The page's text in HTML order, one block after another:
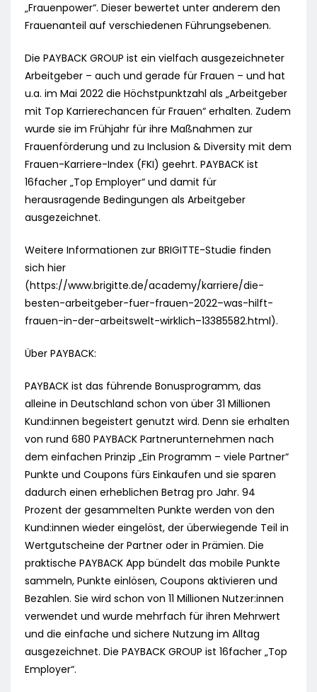
„Frauenpower“. Dieser bewertet unter anderem den
Frauenanteil auf verschiedenen Führungsebenen.
Die PAYBACK GROUP ist ein vielfach ausgezeichneter
Arbeitgeber – auch und gerade für Frauen – und hat
u.a. im Mai 2022 die Höchstpunktzahl als „Arbeitgeber
mit Top Karrierechancen für Frauen“ erhalten. Zudem
wurde sie im Frühjahr für ihre Maßnahmen zur
Frauenförderung und zu Inclusion & Diversity mit dem
Frauen-Karriere-Index (FKI) geehrt. PAYBACK ist
16facher „Top Employer“ und damit für
herausragende Bedingungen als Arbeitgeber
ausgezeichnet.
Weitere Informationen zur BRIGITTE-Studie finden
sich hier
(https://www.brigitte.de/academy/karriere/die-
besten-arbeitgeber-fuer-frauen-2022–was-hilft-
frauen-in-der-arbeitswelt-wirklich–13385582.html).
Über PAYBACK:
PAYBACK ist das führende Bonusprogramm, das
alleine in Deutschland schon von über 31 Millionen
Kund:innen begeistert genutzt wird. Denn sie erhalten
von rund 680 PAYBACK Partnerunternehmen nach
dem einfachen Prinzip „Ein Programm – viele Partner“
Punkte und Coupons fürs Einkaufen und sie sparen
dadurch einen erheblichen Betrag pro Jahr. 94
Prozent der gesammelten Punkte werden von den
Kund:innen wieder eingelöst, der überwiegende Teil in
Wertgutscheine der Partner oder in Prämien. Die
praktische PAYBACK App bündelt das mobile Punkte
sammeln, Punkte einlösen, Coupons aktivieren und
Bezahlen. Sie wird schon von 11 Millionen Nutzer:innen
verwendet und wurde mehrfach für ihren Mehrwert
und die einfache und sichere Nutzung im Alltag
ausgezeichnet. Die PAYBACK GROUP ist 16facher „Top
Employer“.